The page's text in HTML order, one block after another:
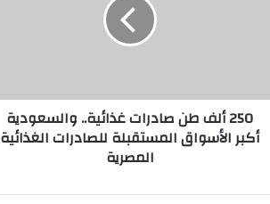
250 ألف طن صادرات غذائية.. والسعودية
أكبر الأسواق المستقبلة للصادرات الغذائية
المصرية